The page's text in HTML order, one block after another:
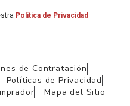
Política de Privacidad
de Contratación
Políticas de Privacidad
Mapa del Sitio